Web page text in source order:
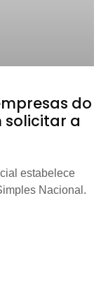
do
solicitar a
estabelece
Nacional.